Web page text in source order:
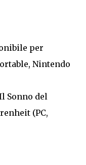
per
Nintendo
Sonno del
(PC,